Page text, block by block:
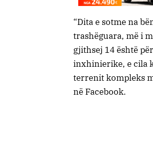
“Dita e sotme na
trashëguara, më i
gjithsej 14 është
inxhinierike, e cila
terrenit kompleks
në Facebook.